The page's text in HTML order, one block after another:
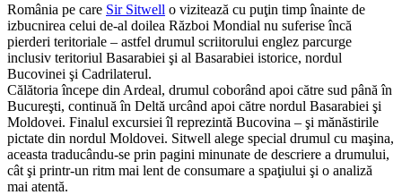
România pe care Sir Sitwell o vizitează cu puţin timp înainte de
izbucnirea celui de-al doilea Război Mondial nu suferise încă
pierderi teritoriale – astfel drumul scriitorului englez parcurge
inclusiv teritoriul Basarabiei şi al Basarabiei istorice, nordul
Bucovinei şi Cadrilaterul.
Călătoria începe din Ardeal, drumul coborând apoi către sud până în
Bucureşti, continuă în Deltă urcând apoi către nordul Basarabiei şi
Moldovei. Finalul excursiei îl reprezintă Bucovina – şi mănăstirile
pictate din nordul Moldovei. Sitwell alege special drumul cu maşina,
aceasta traducându-se prin pagini minunate de descriere a drumului,
cât şi printr-un ritm mai lent de consumare a spaţiului şi o analiză
mai atentă.